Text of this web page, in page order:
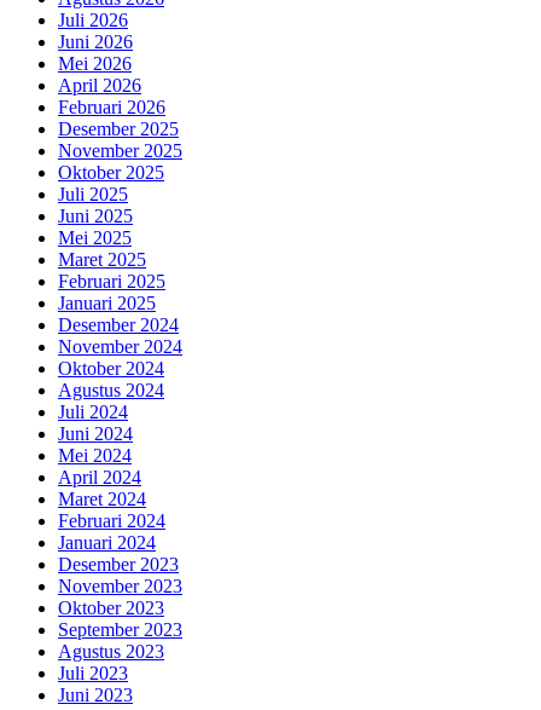
Juli 2026
Juni 2026
Mei 2026
April 2026
Februari 2026
Desember 2025
November 2025
Oktober 2025
Juli 2025
Juni 2025
Mei 2025
Maret 2025
Februari 2025
Januari 2025
Desember 2024
November 2024
Oktober 2024
Agustus 2024
Juli 2024
Juni 2024
Mei 2024
April 2024
Maret 2024
Februari 2024
Januari 2024
Desember 2023
November 2023
Oktober 2023
September 2023
Agustus 2023
Juli 2023
Juni 2023